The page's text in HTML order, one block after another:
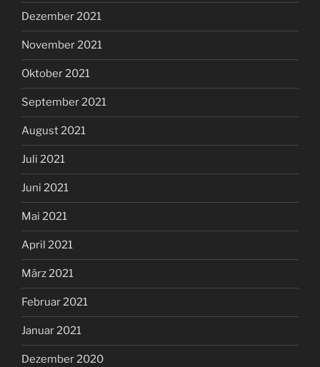
Dezember 2021
November 2021
Oktober 2021
September 2021
August 2021
Juli 2021
Juni 2021
Mai 2021
April 2021
März 2021
Februar 2021
Januar 2021
Dezember 2020